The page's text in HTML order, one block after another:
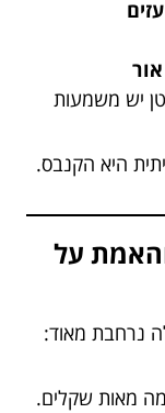
יש משמעות
היא הקנבס.
על
נרחבת מאוד:
מאות שקלים.